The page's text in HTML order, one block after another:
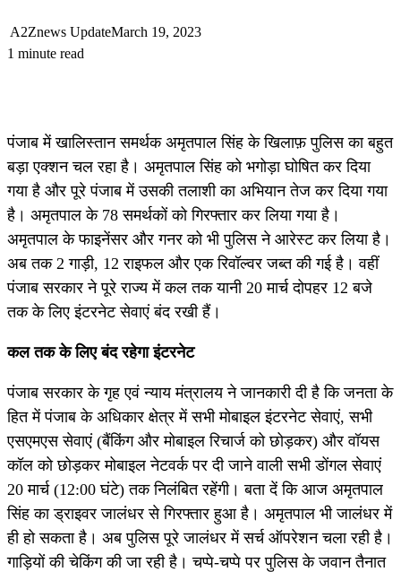
A2Znews UpdateMarch 19, 2023
1 minute read
पंजाब में खालिस्तान समर्थक अमृतपाल सिंह के खिलाफ़ पुलिस का बहुत
बड़ा एक्शन चल रहा है। अमृतपाल सिंह को भगोड़ा घोषित कर दिया
गया है और पूरे पंजाब में उसकी तलाशी का अभियान तेज कर दिया गया
है। अमृतपाल के 78 समर्थकों को गिरफ्तार कर लिया गया है।
अमृतपाल के फाइनेंसर और गनर को भी पुलिस ने आरेस्ट कर लिया है।
अब तक 2 गाड़ी, 12 राइफल और एक रिवॉल्वर जब्त की गई है। वहीं
पंजाब सरकार ने पूरे राज्य में कल तक यानी 20 मार्च दोपहर 12 बजे
तक के लिए इंटरनेट सेवाएं बंद रखी हैं।
कल तक के लिए बंद रहेगा इंटरनेट
पंजाब सरकार के गृह एवं न्याय मंत्रालय ने जानकारी दी है कि जनता के
हित में पंजाब के अधिकार क्षेत्र में सभी मोबाइल इंटरनेट सेवाएं, सभी
एसएमएस सेवाएं (बैंकिंग और मोबाइल रिचार्ज को छोड़कर) और वॉयस
कॉल को छोड़कर मोबाइल नेटवर्क पर दी जाने वाली सभी डोंगल सेवाएं
20 मार्च (12:00 घंटे) तक निलंबित रहेंगी। बता दें कि आज अमृतपाल
सिंह का ड्राइवर जालंधर से गिरफ्तार हुआ है। अमृतपाल भी जालंधर में
ही हो सकता है। अब पुलिस पूरे जालंधर में सर्च ऑपरेशन चला रही है।
गाड़ियों की चेकिंग की जा रही है। चप्पे-चप्पे पर पुलिस के जवान तैनात